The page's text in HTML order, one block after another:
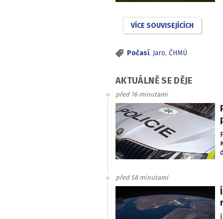
VÍCE SOUVISEJÍCÍCH
Počasí, Jaro, ČHMÚ
AKTUÁLNĚ SE DĚJE
před 16 minutami
před 58 minutami